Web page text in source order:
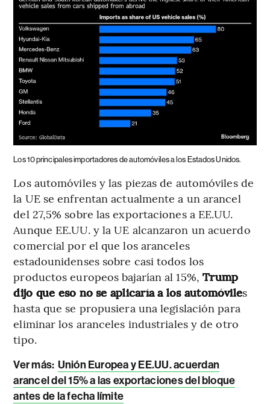
Los 10 principales importadores de automóviles a los Estados Unidos.
Los automóviles y las piezas de automóviles de
la UE se enfrentan actualmente a un arancel
del 27,5% sobre las exportaciones a EE.UU.
Aunque EE.UU. y la UE alcanzaron un acuerdo
comercial por el que los aranceles
estadounidenses sobre casi todos los
productos europeos bajarían al 15%, Trump
dijo que eso no se aplicaría a los automóviles
hasta que se propusiera una legislación para
eliminar los aranceles industriales y de otro
tipo.
Ver más: Unión Europea y EE.UU. acuerdan
arancel del 15% a las exportaciones del bloque
antes de la fecha límite